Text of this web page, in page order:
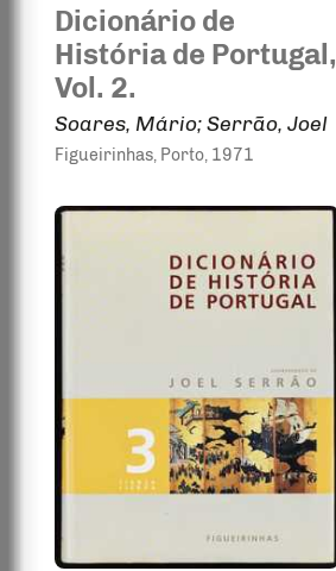
Dicionário de
História de Portugal,
Vol. 2.
Soares, Mário; Serrão, Joel
Figueirinhas, Porto, 1971